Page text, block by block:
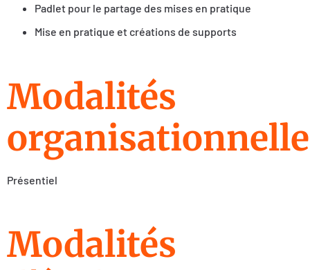
Padlet pour le partage des mises en pratique
Mise en pratique et créations de supports
Modalités
Présentiel
Modalités